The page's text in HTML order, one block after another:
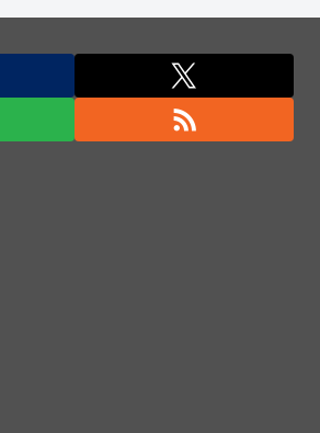
型の自動運転トラクター…クボタが